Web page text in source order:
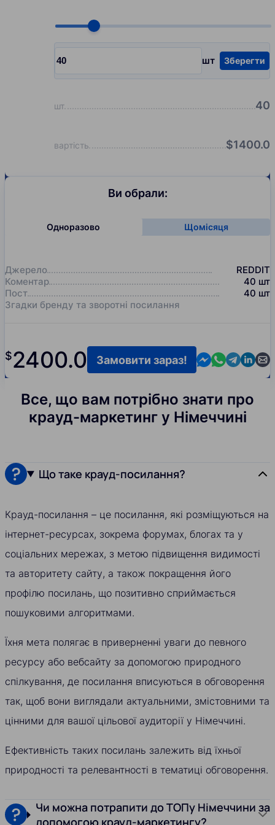
Choose quantity, pcs
шт
Input quantity, pcs Зберегти
шт 40
вартість $1400.0
Ви обрали:
Одноразово Щомісяця
Джерело
REDDIT
Коментар
40 шт
Пост
40 шт
Згадки бренду та зворотні посилання
$2400.0 Contact us in
Contact us
Contact
Замовити зараз!
Все, що вам потрібно знати про
крауд-маркетинг у Німеччині
Що таке крауд-посилання?
Крауд-посилання – це посилання, які розміщуються на
інтернет-ресурсах, зокрема форумах, блогах та у
соціальних мережах, з метою підвищення видимості
та авторитету сайту, а також покращення його
профілю посилань, що позитивно сприймається
пошуковими алгоритмами.
Їхня мета полягає в приверненні уваги до певного
ресурсу або вебсайту за допомогою природного
спілкування, де посилання вписуються в обговорення
так, щоб вони виглядали актуальними, змістовними та
цінними для вашої цільової аудиторії у Німеччині.
Ефективність таких посилань залежить від їхньої
природності та релевантності в тематиці обговорення.
Чи можна потрапити до ТОПу Німеччини за